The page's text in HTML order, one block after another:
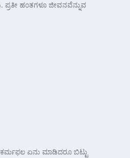
ಹಂತಗಳೂ ಜೀವನವೆನ್ನುವ
ಕರ್ಮಫಲ ಏನು ಮಾಡಿದರೂ ಬಿಟ್ಟು